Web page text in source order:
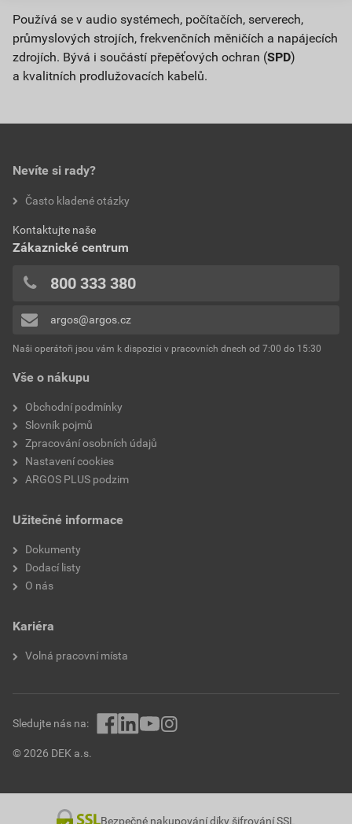
Používá se v audio systémech, počítačích, serverech,
průmyslových strojích, frekvenčních měničích a napájecích
zdrojích. Bývá i součástí přepěťových ochran (SPD)
a kvalitních prodlužovacích kabelů.
Vše o nákupu
Obchodní podmínky
Slovník pojmů
Zpracování osobních údajů
Nastavení cookies
ARGOS PLUS podzim
Užitečné informace
Dokumenty
Dodací listy
O nás
Kariéra
Volná pracovní místa
Nevíte si rady?
Často kladené otázky
Kontaktujte naše
Zákaznické centrum
800 333 380
argos@argos.cz
Naši operátoři jsou vám k dispozici v pracovních dnech od 7:00 do 15:30
© 2026 DEK a.s.
Sledujte nás na:
Bezpečné nakupování díky šifrování SSL